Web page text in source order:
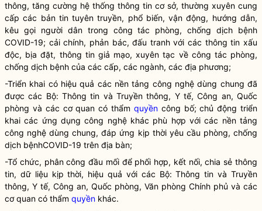
thông, tăng cường hệ thống thông tin cơ sở, thường xuyên cung
cấp các bản tin tuyên truyền, phổ biến, vận động, hướng dẫn,
kêu gọi người dân trong công tác phòng, chống dịch bệnh
COVID-19; cải chính, phản bác, đấu tranh với các thông tin xấu
độc, bịa đặt, thông tin giả mạo, xuyên tạc về công tác phòng,
chống dịch bệnh của các cấp, các ngành, các địa phương;
-Triển khai có hiệu quả các nền tảng công nghệ dùng chung đã
được các Bộ: Thông tin và Truyền thông, Y tế, Công an, Quốc
phòng và các cơ quan có thẩm quyềncông bố; chủ động triển
khai các ứng dụng công nghệ khác phù hợp với các nền tảng
công nghệ dùng chung, đáp ứng kịp thời yêu cầu phòng, chống
dịch bệnhCOVID-19 trên địa bàn;
-Tổ chức, phân công đầu mối để phối hợp, kết nối, chia sẻ thông
tin, dữ liệu kịp thời, hiệu quả với các Bộ: Thông tin và Truyền
thông, Y tế, Công an, Quốc phòng, Văn phòng Chính phủ và các
cơ quan có thẩm quyền khác.